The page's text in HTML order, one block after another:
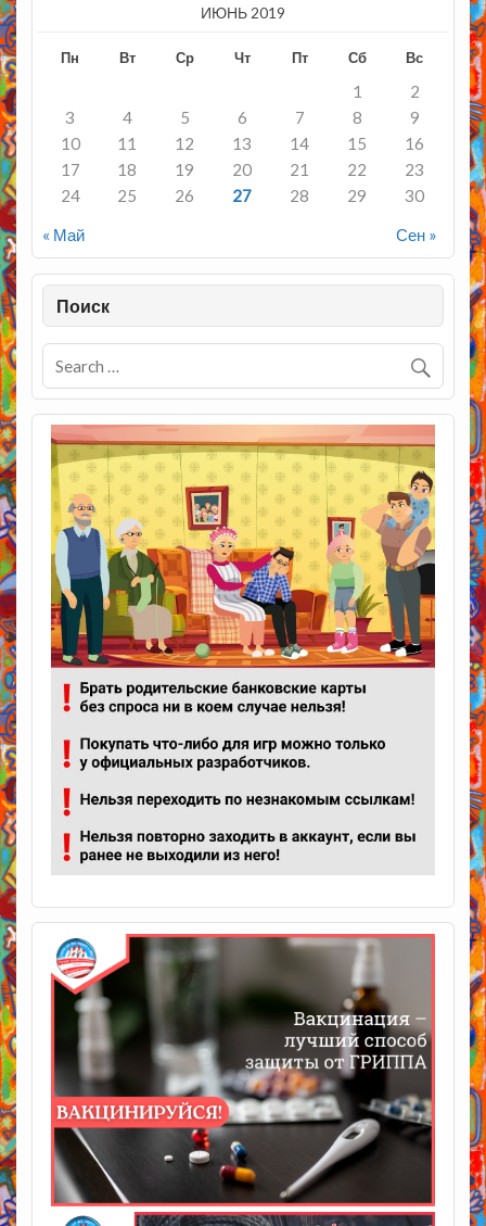
ИЮНЬ 2019
Пн Вт Ср Чт Пт Сб Вс
« Май Сен »
1
2
3
4 5 6 7 8
9
10
11 12 13 14 15
16
17
18 19 20 21 22
23
24
25 26 27 28 29 30
Поиск